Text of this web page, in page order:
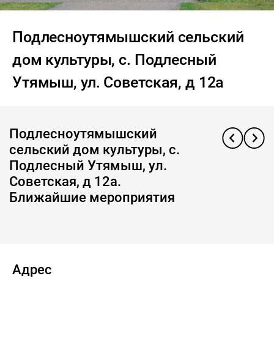
Подлесноутямышский сельский
дом культуры, с. Подлесный
Утямыш, ул. Советская, д 12а
Подлесноутямышский
сельский дом культуры, с.
Подлесный Утямыш, ул.
Советская, д 12а.
Ближайшие мероприятия
Адрес